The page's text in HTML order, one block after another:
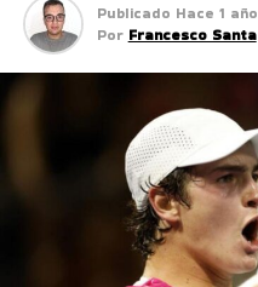
Publicado Hace 1 año
Por Francesco Santa